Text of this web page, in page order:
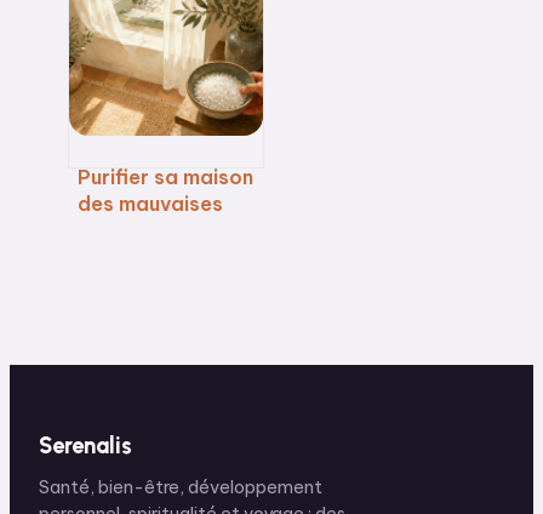
thêta pour induire
la transe
Purifier sa maison
des mauvaises
Serenalis
Santé, bien-être, développement